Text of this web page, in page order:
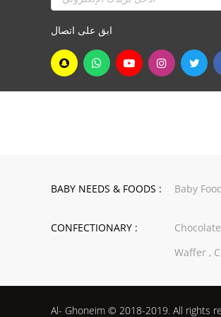
ابق على اتصال
BABY NEEDS & FOODS : Baby
CONFECTIONARY : Chocolate
Waffer ,
Al- Ghoneim © 2018-2019. All rights